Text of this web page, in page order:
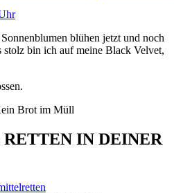
blühen jetzt und noch
stolz bin ich auf meine Black Velvet,
IN DEINER